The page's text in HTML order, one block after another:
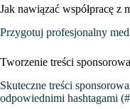
Jak nawiązać współpracę z
Przygotuj profesjonalny
Tworzenie treści
Skuteczne treści
odpowiednimi hashtagami